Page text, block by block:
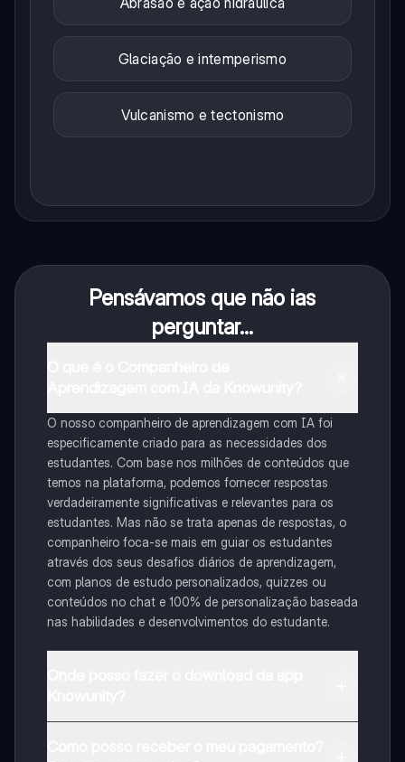
Glaciação e intemperismo
Vulcanismo e tectonismo
Pensávamos que não ias
perguntar...
O nosso companheiro de aprendizagem com IA foi
especificamente criado para as necessidades dos
estudantes. Com base nos milhões de conteúdos que
temos na plataforma, podemos fornecer respostas
verdadeiramente significativas e relevantes para os
estudantes. Mas não se trata apenas de respostas, o
companheiro foca-se mais em guiar os estudantes
através dos seus desafios diários de aprendizagem,
com planos de estudo personalizados, quizzes ou
conteúdos no chat e 100% de personalização baseada
nas habilidades e desenvolvimentos do estudante.